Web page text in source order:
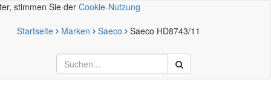
stimmen Sie der Cookie-Nutzung
Startseite Marken Saeco Saeco HD8743/11